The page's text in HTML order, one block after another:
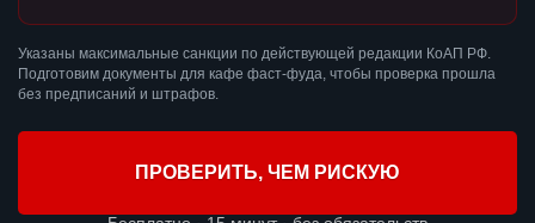
Указаны максимальные санкции по действующей редакции КоАП РФ.
Подготовим документы для кафе фаст-фуда, чтобы проверка прошла
без предписаний и штрафов.
ПРОВЕРИТЬ, ЧЕМ РИСКУЮ